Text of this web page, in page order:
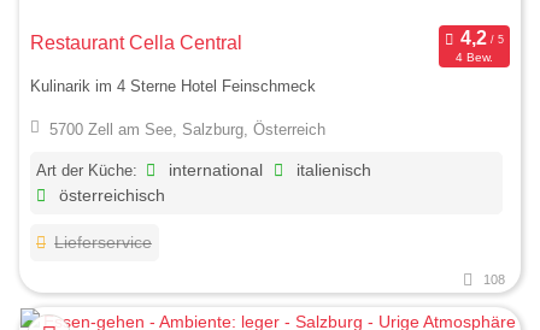
Restaurant Cella Central
4 Bew.
Kulinarik im 4 Sterne Hotel Feinschmeck
5700 Zell am See, Salzburg, Österreich
Art der Küche: international
italienisch
österreichisch
Lieferservice
108